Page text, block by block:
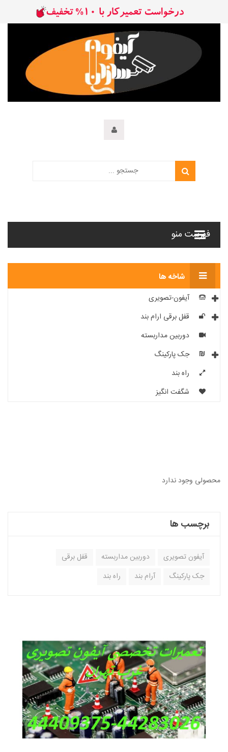
فهرست منو
شاخه ها
آیفون-تصویری
قفل برقی ارام بند
دوربین مداربسته
جک پارکینگ
راه بند
شگفت انگیز
محصولی وجود ندارد
برچسب ها
آیفون تصویری دوربین مداربسته
قفل برقی
جک پارکینگ
آرام بند راه بند